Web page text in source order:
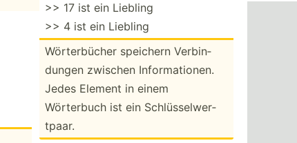
>> 17 ist ein Liebling
>> 4 ist ein Liebling
Wörter­bücher speichern Verbin­
dungen zwischen Inform­ati­onen.
Jedes Element in einem
Wörterbuch ist ein Schlüs­sel­wer­
tpaar.